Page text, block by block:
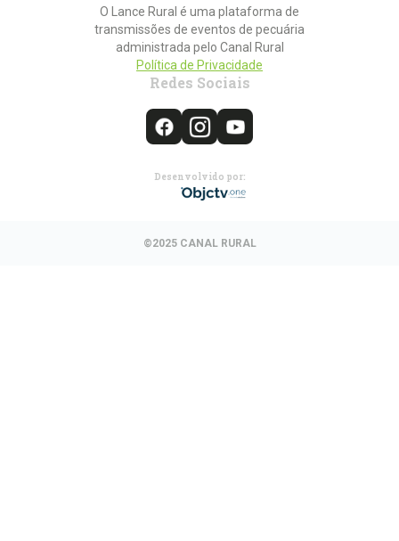
O Lance Rural é uma plataforma de
transmissões de eventos de pecuária
administrada pelo Canal Rural
Política de Privacidade
Redes Sociais
Desenvolvido por:
©2025 CANAL RURAL